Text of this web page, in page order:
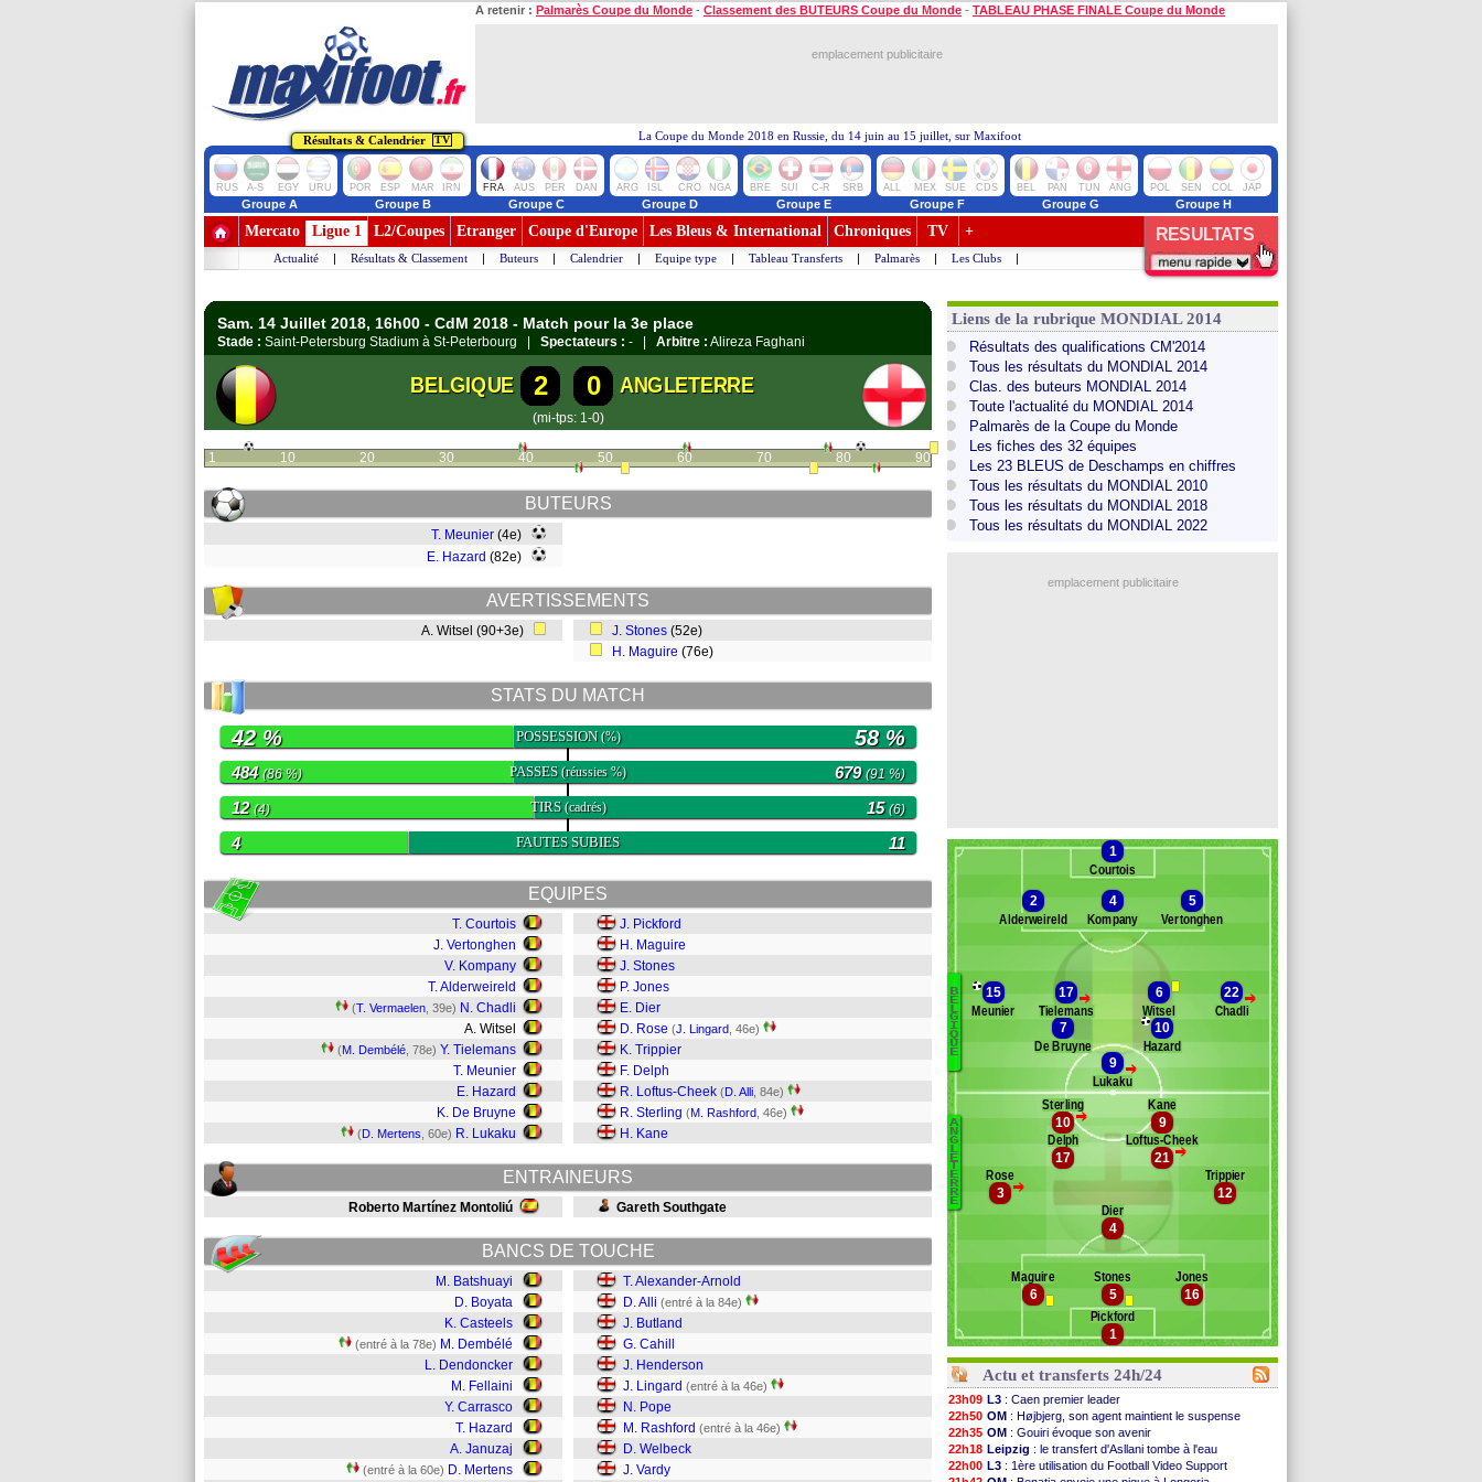
A retenir : Palmarès Coupe du Monde - Classement des BUTEURS Coupe du Monde - TABLEAU PHASE FINALE Coupe du Monde
emplacement publicitaire
Résultats & Calendrier TV La Coupe du Monde 2018 en Russie, du 14 juin au 15 juillet, sur Maxifoot
RUS A-S EGY URU POR ESP MAR IRN FRA AUS PER DAN ARG ISL CRO NGA BRE SUI C-R SRB ALL MEX SUE CDS BEL PAN TUN ANG POL SEN COL JAP
Groupe A Groupe B Groupe C Groupe D Groupe E Groupe F Groupe G Groupe H
Mercato Ligue 1 L2/Coupes Etranger Coupe d'Europe Les Bleus & International Chroniques TV +
Actualité | Résultats & Classement | Buteurs | Calendrier | Equipe type | Tableau Transferts | Palmarès | Les Clubs |
RESULTATS
Sam. 14 Juillet 2018, 16h00 - CdM 2018 - Match pour la 3e place
Stade : Saint-Petersburg Stadium à St-Peterbourg | Spectateurs : - | Arbitre : Alireza Faghani
BELGIQUE 2 0 ANGLETERRE
(mi-tps: 1-0)
1 10 20 30 40 50 60 70 80 90
BUTEURS
T. Meunier (4e)
E. Hazard (82e)
AVERTISSEMENTS
A. Witsel (90+3e) J. Stones (52e)
H. Maguire (76e)
STATS DU MATCH
POSSESSION(%)
42 % 58 %
PASSES(réussies %)
484 (86 %) 679(91 %)
TIRS(cadrés)
12(4) 15(6)
FAUTES SUBIES
4 11
EQUIPES
T. Courtois
J. Vertonghen
V. Kompany
T. Alderweireld
(T. Vermaelen , 39e) N. Chadli
A. Witsel
(M. Dembélé , 78e) Y. Tielemans
T. Meunier
E. Hazard
K. De Bruyne
(D. Mertens , 60e) R. Lukaku
J. Pickford
H. Maguire
J. Stones
P. Jones
E. Dier
D. Rose (J. Lingard , 46e)
K. Trippier
F. Delph
R. Loftus-Cheek (D. Alli , 84e)
R. Sterling (M. Rashford , 46e)
H. Kane
ENTRAINEURS
Roberto Martínez Montoliú Gareth Southgate
BANCS DE TOUCHE
M. Batshuayi
D. Boyata
K. Casteels
(entré à la 78e) M. Dembélé
L. Dendoncker
M. Fellaini
Y. Carrasco
T. Hazard
A. Januzaj
(entré à la 60e) D. Mertens
T. Alexander-Arnold
D. Alli (entré à la 84e)
J. Butland
G. Cahill
J. Henderson
J. Lingard (entré à la 46e)
N. Pope
M. Rashford (entré à la 46e)
D. Welbeck
J. Vardy
Liens de la rubrique MONDIAL 2014
Résultats des qualifications CM'2014
Tous les résultats du MONDIAL 2014
Clas. des buteurs MONDIAL 2014
Toute l'actualité du MONDIAL 2014
Palmarès de la Coupe du Monde
Les fiches des 32 équipes
Les 23 BLEUS de Deschamps en chiffres
Tous les résultats du MONDIAL 2010
Tous les résultats du MONDIAL 2018
Tous les résultats du MONDIAL 2022
emplacement publicitaire
Banc des remplaçantsBelgique
Vermaelen
Mignolet
Hazard
Ferreira Carrasco
Dembélé
Casteels
Batshuayi
B
E
L
G
I
Q
U
E
Banc des remplaçantsAngleterre
Walker
Vardy
Rashford
Lingard
Henderson
Butland
Alli
Arnold
A
N
G
L
E
E
R
R
E
1
Courtois
2
Alderweireld
4
Kompany
5
Vertonghen
15
Meunier
>
17
Tielemans
6
Witsel
>
22
Chadli
7
De Bruyne
10
Hazard
>
9
Lukaku
1
Pickford
16
Jones
5
Stones
6
Maguire
4
Dier
12
Trippier
>
3
Rose
>
21
Loftus-Cheek
17
Delph
9
Kane
>
10
Sterling
Actu et transferts 24h/24
23h09 L3 : Caen premier leader
22h50 OM : Højbjerg, son agent maintient le suspense
22h35 OM : Gouiri évoque son avenir
22h18 Leipzig : le transfert d'Asllani tombe à l'eau
22h00 L3 : 1ère utilisation du Football Video Support